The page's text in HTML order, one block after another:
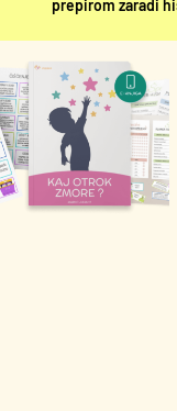
prepirom zaradi